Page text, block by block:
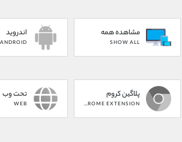
مشاهده همه
SHOW ALL
اندروید
ANDROID
پلاگین کروم
CHROME EXTENSION
تحت وب
WEB